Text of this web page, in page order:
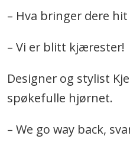
– Hva bringer dere
– Vi er blitt kjærester!
Designer og stylist
spøkefulle hjørnet.
– We go way back,